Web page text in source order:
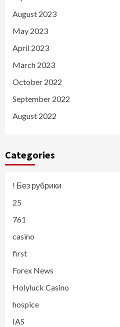
August 2023
May 2023
April 2023
March 2023
October 2022
September 2022
August 2022
Categories
! Без рубрики
25
761
casino
first
Forex News
Holyluck Casino
hospice
IAS